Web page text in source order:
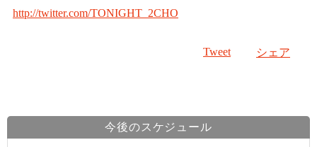
http://twitter.com/TONIGHT_2CHO
Tweet シェア
今後のスケジュール